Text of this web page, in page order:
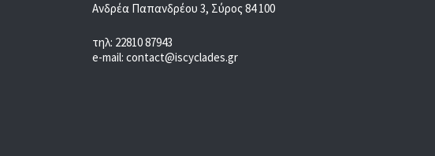
Ανδρέα Παπανδρέου 3, Σύρος 84 100
τηλ: 22810 87943
e-mail: contact@iscyclades.gr